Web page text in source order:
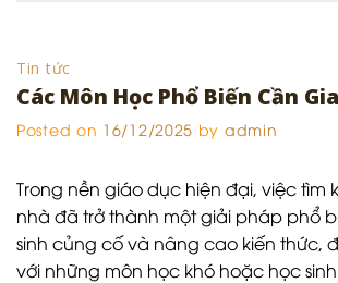
Tin tức
Các Môn Học Phổ Biến Cần
Posted on 16/12/2025 by admin
Trong nền giáo dục hiện đại, việc tìm
nhà đã trở thành một giải pháp phổ
sinh củng cố và nâng cao kiến thức,
với những môn học khó hoặc học